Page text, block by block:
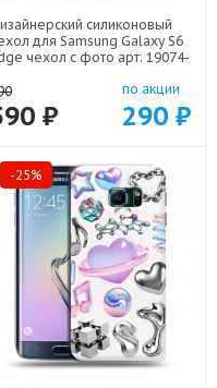
силиконовый
для Samsung Galaxy S6
чехол с фото арт: 19074-
₽
по акции
290 ₽
-25%